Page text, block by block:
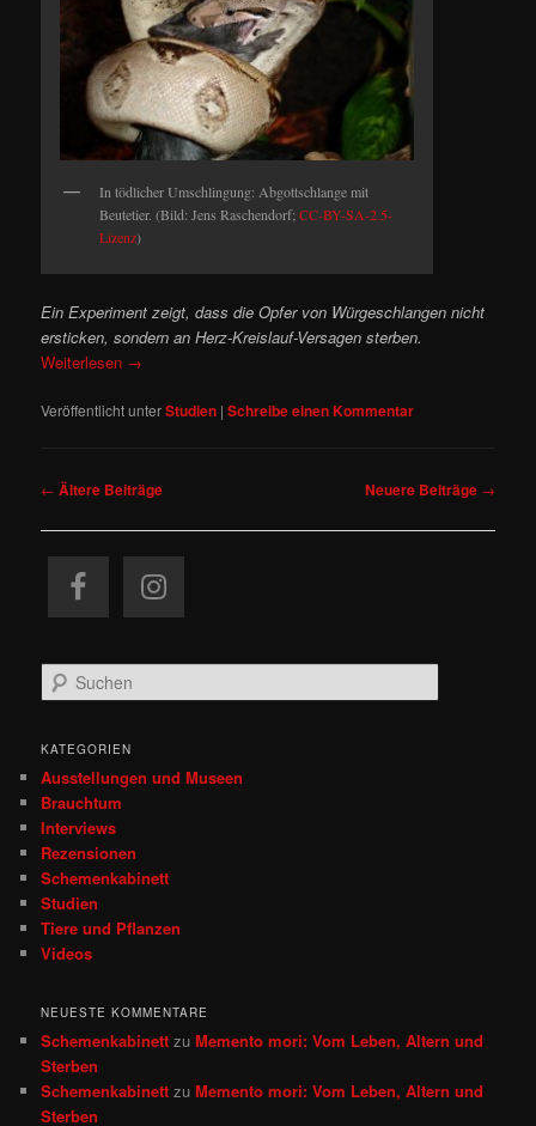
In tödlicher Umschlingung: Abgottschlange mit
Beutetier. (Bild: Jens Raschendorf;CC-BY-SA-2.5-
Lizenz)
Ein Experiment zeigt, dass die Opfer von Würgeschlangen nicht
ersticken, sondern an Herz-Kreislauf-Versagen sterben.
Weiterlesen →
Veröffentlicht unterStudien |Schreibe einen Kommentar
Beitragsnavigation
← Ältere Beiträge Neuere Beiträge →
u
h
n
KATEGORIEN
Ausstellungen und Museen
Brauchtum
Interviews
Rezensionen
Schemenkabinett
Studien
Tiere und Pflanzen
Videos
NEUESTE KOMMENTARE
Schemenkabinett zuMemento mori: Vom Leben, Altern und
Sterben
Schemenkabinett zuMemento mori: Vom Leben, Altern und
Sterben